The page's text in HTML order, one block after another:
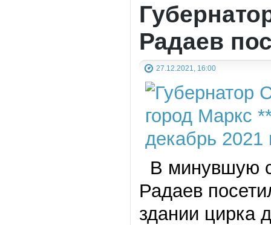
Радаев
27.12.2021, 16:00
В минувшую
Радаев
здании цирка